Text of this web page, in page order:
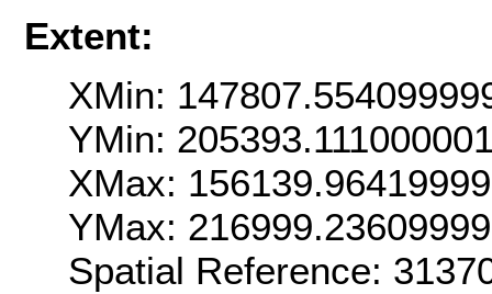
Extent:
XMin:
YMin:
XMax:
YMax:
Spatial Reference: